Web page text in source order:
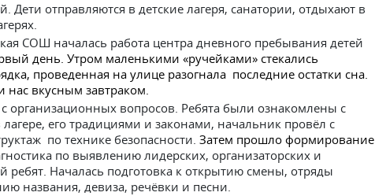
Дети отправляются в детские лагеря, санатории, отдыхают в
СОШ началась работа центра дневного пребывания детей
день. Утром маленькими «ручейками» стекались
проведенная на улице разогнала последние остатки сна.
вкусным завтраком.
с организационных вопросов. Ребята были ознакомлены с
его традициями и законами, начальник провёл с
по технике безопасности. Затем прошло формирование
по выявлению лидерских, организаторских и
ребят. Началась подготовка к открытию смены, отряды
названия, девиза, речёвки и песни.